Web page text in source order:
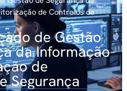
de Controlos de
de Gestão
da Informação
de
Segurança